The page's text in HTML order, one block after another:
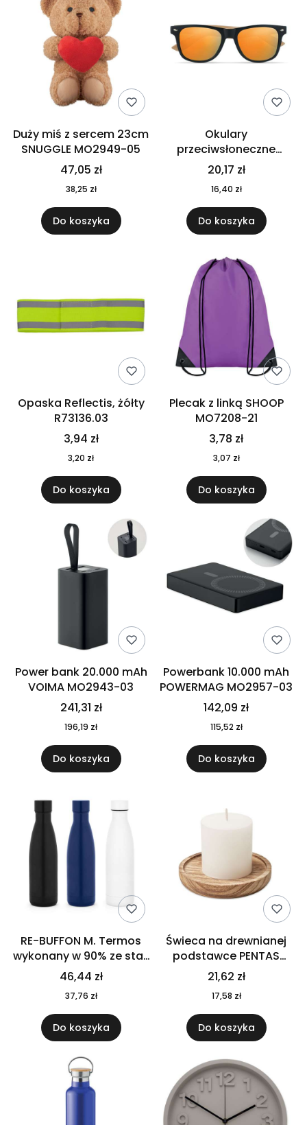
Duży miś z sercem 23cm
SNUGGLE MO2949-05
47,05 zł
38,25 zł
Do koszyka
Okulary
przeciwsłoneczne
CALIFORNIA TOUCH
MO9617-10
20,17 zł
16,40 zł
Do koszyka
Opaska Reflectis, żółty
R73136.03
3,94 zł
3,20 zł
Do koszyka
Plecak z linką SHOOP
MO7208-21
3,78 zł
3,07 zł
Do koszyka
Power bank 20.000 mAh
VOIMA MO2943-03
241,31 zł
196,19 zł
Do koszyka
Powerbank 10.000 mAh
POWERMAG MO2957-03
142,09 zł
115,52 zł
Do koszyka
RE-BUFFON M. Termos
wykonany w 90% ze stali
nierdzewnej
pochodzącej z
recyklingu 520 ml 94294
46,44 zł
37,76 zł
Do koszyka
Świeca na drewnianej
podstawce PENTAS
MO6282-40
21,62 zł
17,58 zł
Do koszyka